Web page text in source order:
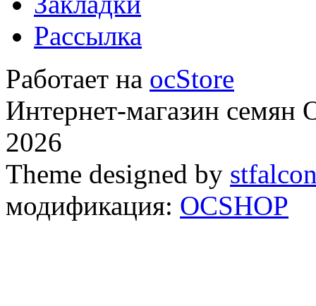
Рассылка
Работает на ocStore
Интернет-магазин
2026
Theme designed by
модификация: OCSHOP